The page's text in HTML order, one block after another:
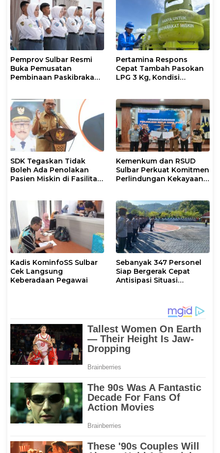
Pemprov Sulbar Resmi
Buka Pemusatan
Pembinaan Paskibraka
Pertamina Respons
Cepat Tambah Pasokan
LPG 3 Kg, Kondisi
SDK Tegaskan Tidak
Boleh Ada Penolakan
Pasien Miskin di Fasilitas
Kemenkum dan RSUD
Sulbar Perkuat Komitmen
Perlindungan Kekayaan
Kadis KominfoSS Sulbar
Cek Langsung
Keberadaan Pegawai
Sebanyak 347 Personel
Siap Bergerak Cepat
Antisipasi Situasi